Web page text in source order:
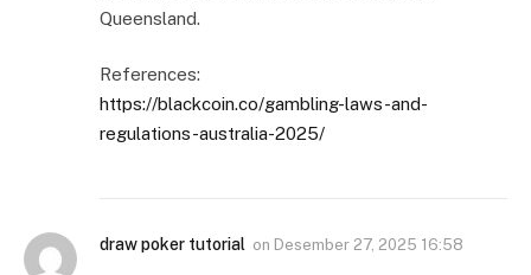
Queensland.
References:
https://blackcoin.co/gambling-laws-and-
regulations-australia-2025/
draw poker tutorial on Desember 27, 2025 16:58